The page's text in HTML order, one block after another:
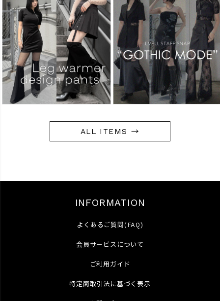
ALL ITEMS →
INFORMATION
よくあるご質問(FAQ)
会員サービスについて
ご利用ガイド
特定商取引法に基づく表示